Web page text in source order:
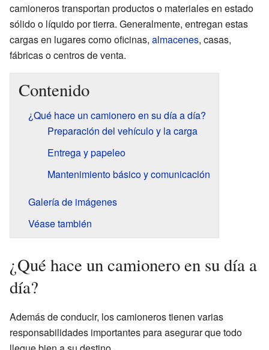
camioneros transportan productos o materiales en estado
sólido o líquido por tierra. Generalmente, entregan estas
cargas en lugares como oficinas, almacenes, casas,
fábricas o centros de venta.
Contenido
¿Qué hace un camionero en su día a día?
Preparación del vehículo y la carga
Entrega y papeleo
Mantenimiento básico y comunicación
Galería de imágenes
Véase también
¿Qué hace un camionero en su día a
día?
Además de conducir, los camioneros tienen varias
responsabilidades importantes para asegurar que todo